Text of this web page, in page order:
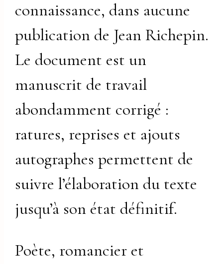
connaissance, dans aucune
publication de Jean Richepin.
Le document est un
manuscrit de travail
abondamment corrigé :
ratures, reprises et ajouts
autographes permettent de
suivre l’élaboration du texte
jusqu’à son état définitif.
Poète, romancier et